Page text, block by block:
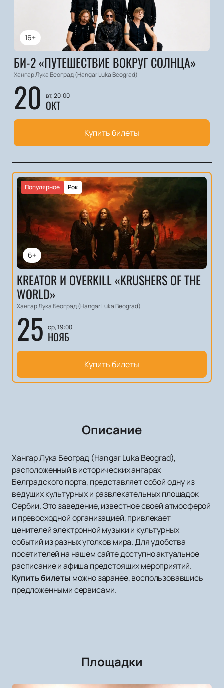
16+
БИ-2 «ПУТЕШЕСТВИЕ ВОКРУГ СОЛНЦА»
Хангар Лука Београд (Hangar Luka Beograd)
20 вт, 20:00
ОКТ
Купить билеты
6+
Рок
Популярное
KREATOR И OVERKILL «KRUSHERS OF THE
WORLD»
Хангар Лука Београд (Hangar Luka Beograd)
25 ср, 19:00
НОЯБ
Купить билеты
Описание
Хангар Лука Београд (Hangar Luka Beograd),
расположенный в исторических ангарах
Белградского порта, представляет собой одну из
ведущих культурных и развлекательных площадок
Сербии. Это заведение, известное своей атмосферой
и превосходной организацией, привлекает
ценителей электронной музыки и культурных
событий из разных уголков мира. Для удобства
посетителей на нашем сайте доступно актуальное
расписание и афиша предстоящих мероприятий.
Купить билеты можно заранее, воспользовавшись
предложенными сервисами.
Площадки